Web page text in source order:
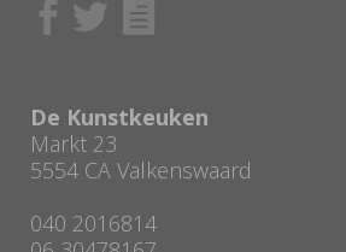
De Kunstkeuken
Markt 23
5554 CA Valkenswaard
040 2016814